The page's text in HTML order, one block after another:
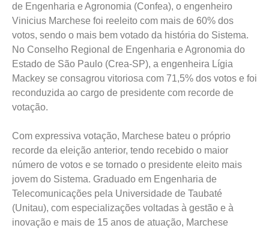
de Engenharia e Agronomia (Confea), o engenheiro
Vinicius Marchese foi reeleito com mais de 60% dos
votos, sendo o mais bem votado da história do Sistema.
No Conselho Regional de Engenharia e Agronomia do
Estado de São Paulo (Crea-SP), a engenheira Lígia
Mackey se consagrou vitoriosa com 71,5% dos votos e foi
reconduzida ao cargo de presidente com recorde de
votação.
Com expressiva votação, Marchese bateu o próprio
recorde da eleição anterior, tendo recebido o maior
número de votos e se tornado o presidente eleito mais
jovem do Sistema. Graduado em Engenharia de
Telecomunicações pela Universidade de Taubaté
(Unitau), com especializações voltadas à gestão e à
inovação e mais de 15 anos de atuação, Marchese